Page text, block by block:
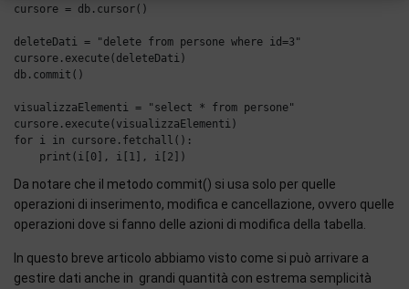
cursore = db.cursor()
deleteDati = "delete from persone where id=3"
cursore.execute(deleteDati)
db.commit()
visualizzaElementi = "select * from persone"
cursore.execute(visualizzaElementi)
for i in cursore.fetchall():
Da notare che il metodo commit() si usa solo per quelle
operazioni di inserimento, modifica e cancellazione, ovvero quelle
operazioni dove si fanno delle azioni di modifica della tabella.
In questo breve articolo abbiamo visto come si può arrivare a
gestire dati anche in grandi quantità con estrema semplicità